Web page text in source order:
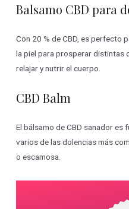
Balsamo CBD para
Con 20 % de CBD, es perfecto
la piel para prosperar distintas
relajar y nutrir el cuerpo.
CBD Balm
El bálsamo de CBD sanador es
varios de las dolencias más
o escamosa.